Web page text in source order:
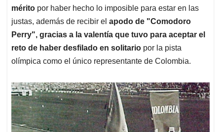
mérito por haber hecho lo imposible para estar en las
justas, además de recibir el apodo de "Comodoro
Perry", gracias a la valentía que tuvo para aceptar el
reto de haber desfilado en solitario por la pista
olímpica como el único representante de Colombia.